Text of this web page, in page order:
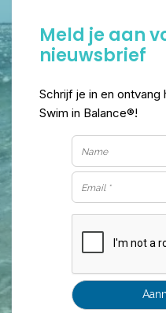
Meld je aan
nieuwsbrief
Schrijf je in en ontvang
Swim in Balance®!